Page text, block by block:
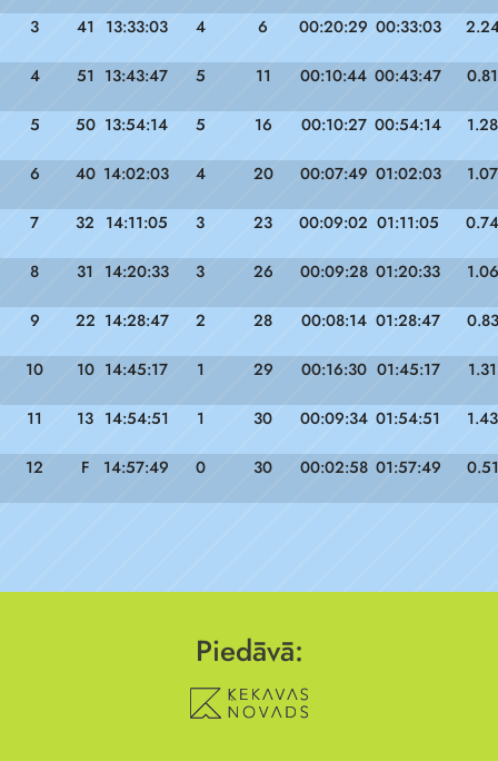
3 41 13:33:03 4 6 00:20:29 00:33:03
4 51 13:43:47 5 11 00:10:44 00:43:47 0.81
5 50 13:54:14 5 16 00:10:27 00:54:14 1.28
6 40 14:02:03 4 20 00:07:49 01:02:03 1.07
7 32 14:11:05 3 23 00:09:02 01:11:05 0.74
8 31 14:20:33 3 26 00:09:28 01:20:33 1.06
9 22 14:28:47 2 28 00:08:14 01:28:47 0.83
10 10 14:45:17 1 29 00:16:30 01:45:17 1.31
11 13 14:54:51 1 30 00:09:34 01:54:51 1.43
12 F 14:57:49 0 30 00:02:58 01:57:49 0.51
Piedāvā: